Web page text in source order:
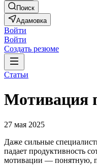
Поиск
Адамовка
Войти
Войти
Создать резюме
Статьи
Мотивация
27 мая 2025
Даже сильные
падает продуктивность
мотивации — понятную,